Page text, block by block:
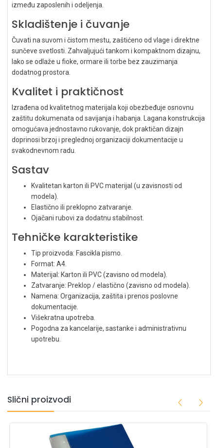
između zaposlenih i odeljenja.
Skladištenje i čuvanje
Čuvati na suvom i čistom mestu, zaštićeno od vlage i direktne
sunčeve svetlosti. Zahvaljujući tankom i kompaktnom dizajnu,
lako se odlaže u fioke, ormare ili torbe bez zauzimanja
dodatnog prostora.
Kvalitet i praktičnost
Izrađena od kvalitetnog materijala koji obezbeđuje osnovnu
zaštitu dokumenata od savijanja i habanja. Lagana konstrukcija
omogućava jednostavno rukovanje, dok praktičan dizajn
doprinosi brzoj i preglednoj organizaciji dokumentacije u
svakodnevnom radu.
Sastav
Kvalitetan karton ili PVC materijal (u zavisnosti od
modela).
Elastično ili preklopno zatvaranje.
Ojačani rubovi za dodatnu stabilnost.
Tehničke karakteristike
Tip proizvoda: Fascikla pismo.
Format: A4.
Materijal: Karton ili PVC (zavisno od modela).
Zatvaranje: Preklop / elastično (zavisno od modela).
Namena: Organizacija, zaštita i prenos poslovne
dokumentacije.
Višekratna upotreba.
Pogodna za kancelarije, sastanke i administrativnu
upotrebu.
Slični proizvodi